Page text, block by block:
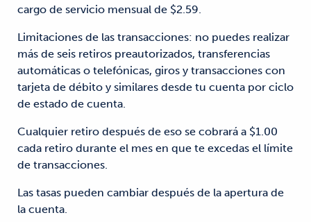
cargo de servicio mensual de $2.59.
Limitaciones de las transacciones: no puedes realizar
más de seis retiros preautorizados, transferencias
automáticas o telefónicas, giros y transacciones con
tarjeta de débito y similares desde tu cuenta por ciclo
de estado de cuenta.
Cualquier retiro después de eso se cobrará a $1.00
cada retiro durante el mes en que te excedas el límite
de transacciones.
Las tasas pueden cambiar después de la apertura de
la cuenta.